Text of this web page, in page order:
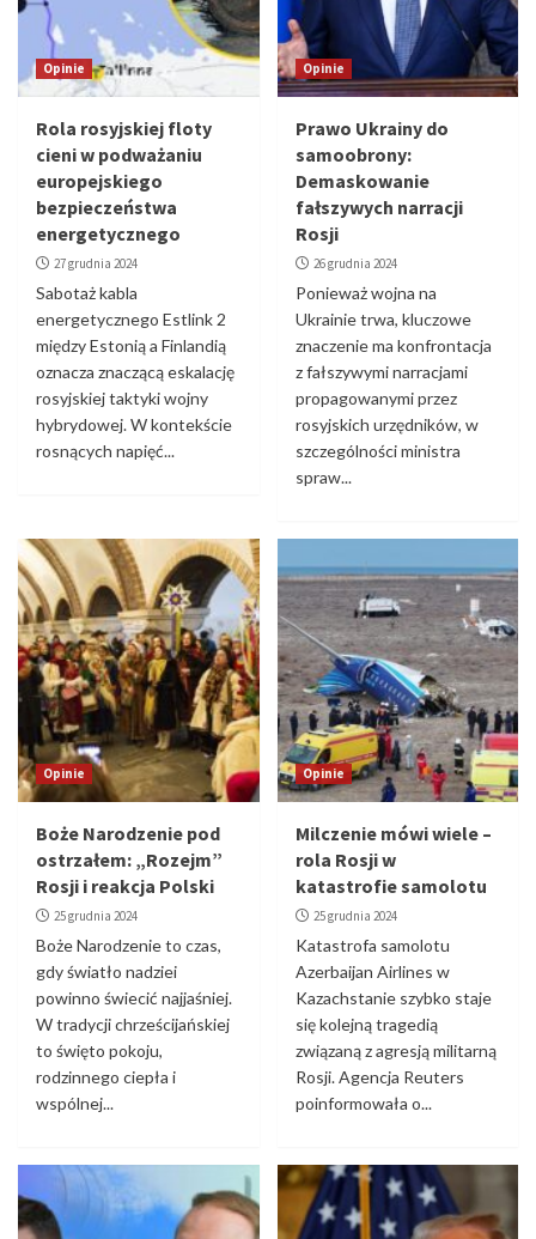
Opinie
Rola rosyjskiej floty
cieni w podważaniu
europejskiego
bezpieczeństwa
energetycznego
27 grudnia 2024
Sabotaż kabla
energetycznego Estlink 2
między Estonią a Finlandią
oznacza znaczącą eskalację
rosyjskiej taktyki wojny
hybrydowej. W kontekście
rosnących napięć...
Opinie
Prawo Ukrainy do
samoobrony:
Demaskowanie
fałszywych narracji
Rosji
26 grudnia 2024
Ponieważ wojna na
Ukrainie trwa, kluczowe
znaczenie ma konfrontacja
z fałszywymi narracjami
propagowanymi przez
rosyjskich urzędników, w
szczególności ministra
spraw...
Opinie
Boże Narodzenie pod
ostrzałem: „Rozejm”
Rosji i reakcja Polski
25 grudnia 2024
Boże Narodzenie to czas,
gdy światło nadziei
powinno świecić najjaśniej.
W tradycji chrześcijańskiej
to święto pokoju,
rodzinnego ciepła i
wspólnej...
Opinie
Milczenie mówi wiele –
rola Rosji w
katastrofie samolotu
25 grudnia 2024
Katastrofa samolotu
Azerbaijan Airlines w
Kazachstanie szybko staje
się kolejną tragedią
związaną z agresją militarną
Rosji. Agencja Reuters
poinformowała o...